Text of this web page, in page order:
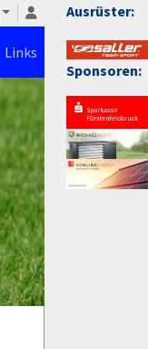
Ausrüster:
Sponsoren:
Links